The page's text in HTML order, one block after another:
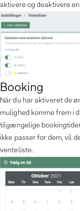
aktivere og deaktivere
Booking
Når du har aktiveret de
mulighed komme frem i
tilgængelige
ikke passer for dem, vil
venteliste.